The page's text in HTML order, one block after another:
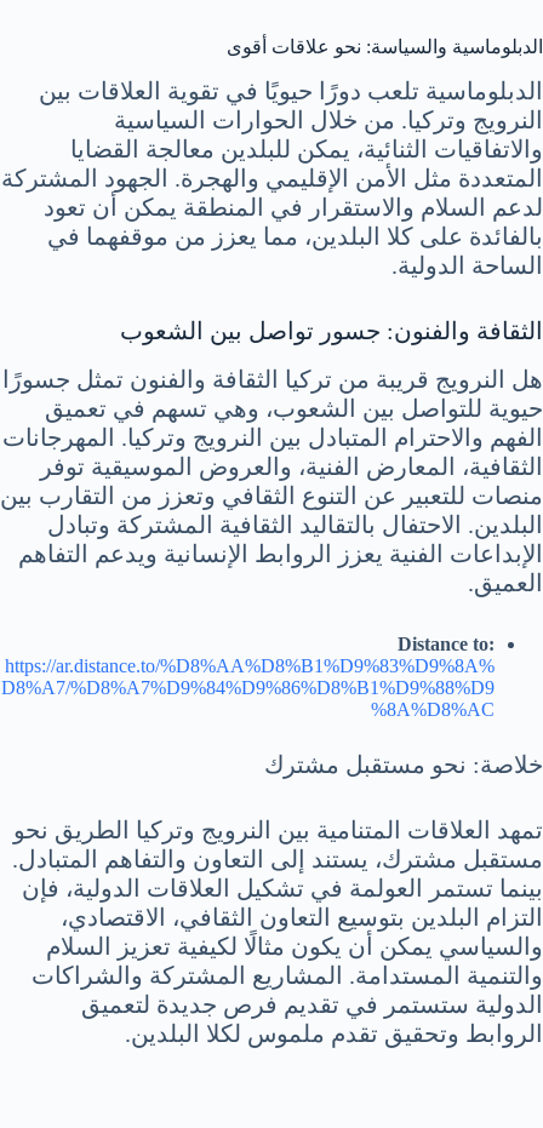
الدبلوماسية والسياسة: نحو علاقات أقوى
الدبلوماسية تلعب دورًا حيويًا في تقوية العلاقات بين
النرويج وتركيا. من خلال الحوارات السياسية
والاتفاقيات الثنائية، يمكن للبلدين معالجة القضايا
المتعددة مثل الأمن الإقليمي والهجرة. الجهود المشتركة
لدعم السلام والاستقرار في المنطقة يمكن أن تعود
بالفائدة على كلا البلدين، مما يعزز من موقفهما في
الساحة الدولية.
الثقافة والفنون: جسور تواصل بين الشعوب
هل النرويج قريبة من تركيا الثقافة والفنون تمثل جسورًا
حيوية للتواصل بين الشعوب، وهي تسهم في تعميق
الفهم والاحترام المتبادل بين النرويج وتركيا. المهرجانات
الثقافية، المعارض الفنية، والعروض الموسيقية توفر
منصات للتعبير عن التنوع الثقافي وتعزز من التقارب بين
البلدين. الاحتفال بالتقاليد الثقافية المشتركة وتبادل
الإبداعات الفنية يعزز الروابط الإنسانية ويدعم التفاهم
العميق.
Distance to:
https://ar.distance.to/%D8%AA%D8%B1%D9%83%D9%8A%
D8%A7/%D8%A7%D9%84%D9%86%D8%B1%D9%88%D9
%8A%D8%AC
خلاصة: نحو مستقبل مشترك
تمهد العلاقات المتنامية بين النرويج وتركيا الطريق نحو
مستقبل مشترك، يستند إلى التعاون والتفاهم المتبادل.
بينما تستمر العولمة في تشكيل العلاقات الدولية، فإن
التزام البلدين بتوسيع التعاون الثقافي، الاقتصادي،
والسياسي يمكن أن يكون مثالًا لكيفية تعزيز السلام
والتنمية المستدامة. المشاريع المشتركة والشراكات
الدولية ستستمر في تقديم فرص جديدة لتعميق
الروابط وتحقيق تقدم ملموس لكلا البلدين.